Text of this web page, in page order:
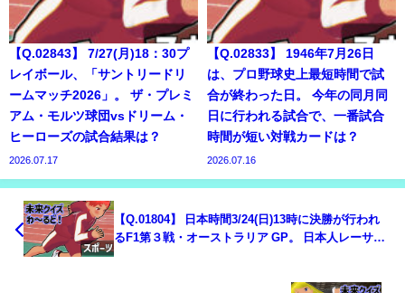
【Q.02843】 7/27(月)18：30プ
レイボール、「サントリードリ
ームマッチ2026」。 ザ・プレミ
アム・モルツ球団vsドリーム・
ヒーローズの試合結果は？
2026.07.17
【Q.02833】 1946年7月26日
は、プロ野球史上最短時間で試
合が終わった日。 今年の同月同
日に行われる試合で、一番試合
時間が短い対戦カードは？
2026.07.16
【Q.01804】 日本時間3/24(日)13時に決勝が行われ
るF1第３戦・オーストラリア GP。 日本人レーサ